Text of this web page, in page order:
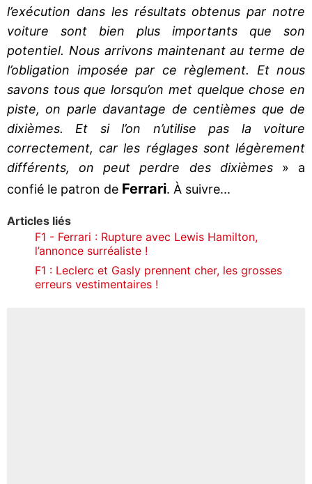
l’exécution dans les résultats obtenus par notre
voiture sont bien plus importants que son
potentiel. Nous arrivons maintenant au terme de
l’obligation imposée par ce règlement. Et nous
savons tous que lorsqu’on met quelque chose en
piste, on parle davantage de centièmes que de
dixièmes. Et si l’on n’utilise pas la voiture
correctement, car les réglages sont légèrement
différents, on peut perdre des dixièmes» a
confié le patron de Ferrari. À suivre...
Articles liés
F1 - Ferrari : Rupture avec Lewis Hamilton,
l’annonce surréaliste !
F1 : Leclerc et Gasly prennent cher, les grosses
erreurs vestimentaires !